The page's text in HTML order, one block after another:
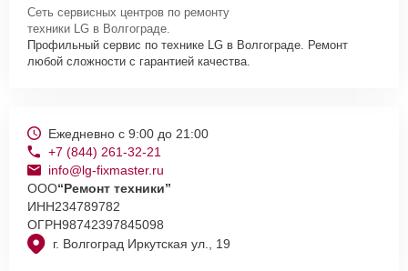
Сеть сервисных центров по ремонту
техники LG в Волгограде.
Профильный сервис по технике LG в Волгограде. Ремонт
любой сложности с гарантией качества.
г. Волгоград Иркутская ул., 19
Ежедневно с 9:00 до 21:00
+7 (844) 261-32-21
info@lg-fixmaster.ru
ООО“Ремонт техники”
ИНН234789782
ОГРН98742397845098